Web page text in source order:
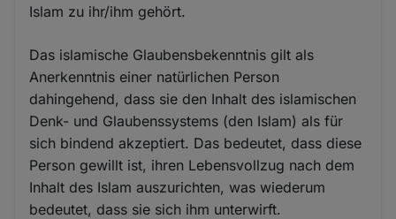
Islam zu ihr/ihm gehört.
Das islamische Glaubensbekenntnis gilt als
Anerkenntnis einer natürlichen Person
dahingehend, dass sie den Inhalt des islamischen
Denk- und Glaubenssystems (den Islam) als für
sich bindend akzeptiert. Das bedeutet, dass diese
Person gewillt ist, ihren Lebensvollzug nach dem
Inhalt des Islam auszurichten, was wiederum
bedeutet, dass sie sich ihm unterwirft.